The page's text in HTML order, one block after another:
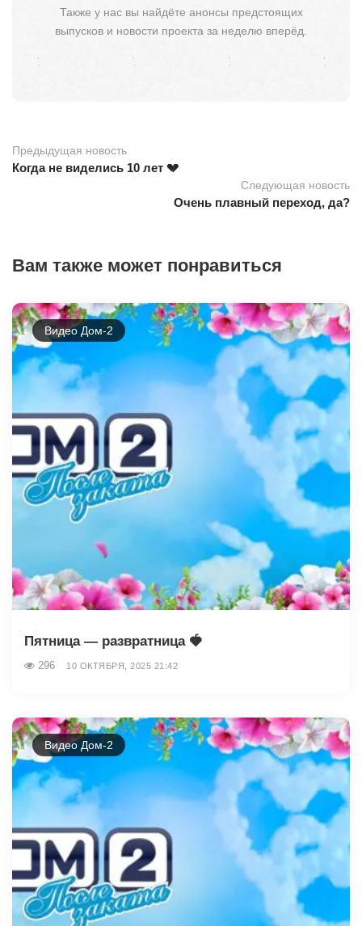
Также у нас вы найдёте анонсы предстоящих
выпусков и новости проекта за неделю вперёд.
Предыдущая новость
Когда не виделись 10 лет 💔
Следующая новость
Очень плавный переход, да?
Вам также может понравиться
Видео Дом-2
Пятница — развратница 🍓
296 10 ОКТЯБРЯ, 2025 21:42
Видео Дом-2